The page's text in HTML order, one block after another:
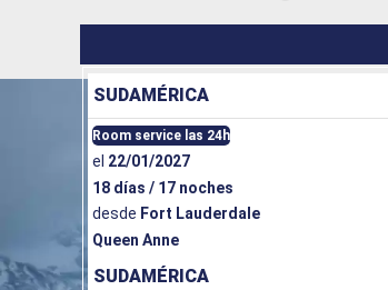
SUDAMÉRICA
Queen Anne
desde Fort Lauderdale
18 días / 17 noches
el 22/01/2027
Room service las 24h
SUDAMÉRICA